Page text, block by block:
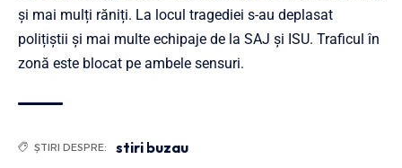
și mai mulți răniți. La locul tragediei s-au deplasat
polițiștii și mai multe echipaje de la SAJ și ISU. Traficul în
zonă este blocat pe ambele sensuri.
ȘTIRI DESPRE: stiri buzau